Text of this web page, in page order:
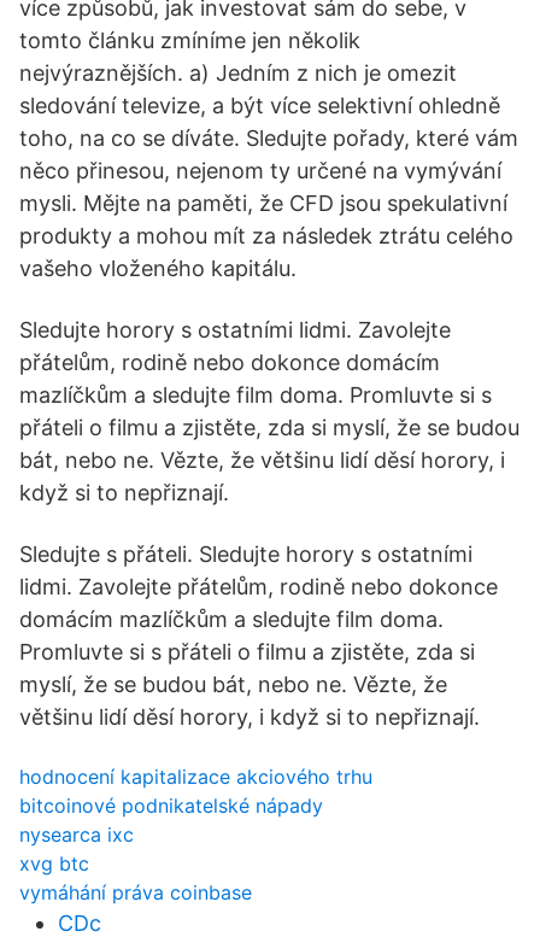
více způsobů, jak investovat sám do sebe, v
tomto článku zmíníme jen několik
nejvýraznějších. a) Jedním z nich je omezit
sledování televize, a být více selektivní ohledně
toho, na co se díváte. Sledujte pořady, které vám
něco přinesou, nejenom ty určené na vymývání
mysli. Mějte na paměti, že CFD jsou spekulativní
produkty a mohou mít za následek ztrátu celého
vašeho vloženého kapitálu.
Sledujte horory s ostatními lidmi. Zavolejte
přátelům, rodině nebo dokonce domácím
mazlíčkům a sledujte film doma. Promluvte si s
přáteli o filmu a zjistěte, zda si myslí, že se budou
bát, nebo ne. Vězte, že většinu lidí děsí horory, i
když si to nepřiznají.
Sledujte s přáteli. Sledujte horory s ostatními
lidmi. Zavolejte přátelům, rodině nebo dokonce
domácím mazlíčkům a sledujte film doma.
Promluvte si s přáteli o filmu a zjistěte, zda si
myslí, že se budou bát, nebo ne. Vězte, že
většinu lidí děsí horory, i když si to nepřiznají.
hodnocení kapitalizace akciového trhu
bitcoinové podnikatelské nápady
nysearca ixc
xvg btc
vymáhání práva coinbase
CDc